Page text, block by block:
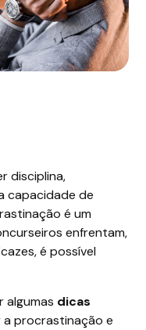
disciplina,
capacidade de
é um
enfrentam,
é possível
algumas dicas
procrastinação e